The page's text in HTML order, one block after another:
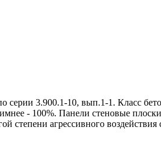
3.900.1-10, вып.1-1. Класс
- 100%. Панели стеновые
степени агрессивного